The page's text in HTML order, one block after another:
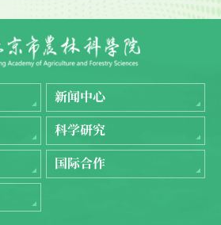
新闻中心
科学研究
国际合作